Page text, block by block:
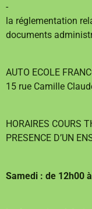
-
la réglementation
documents
AUTO ECOLE
15 rue Camille
HORAIRES COURS
PRESENCE D’UN
Samedi : de 12h00